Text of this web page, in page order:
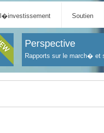
Soutien
Perspective
Rapports sur le march� et